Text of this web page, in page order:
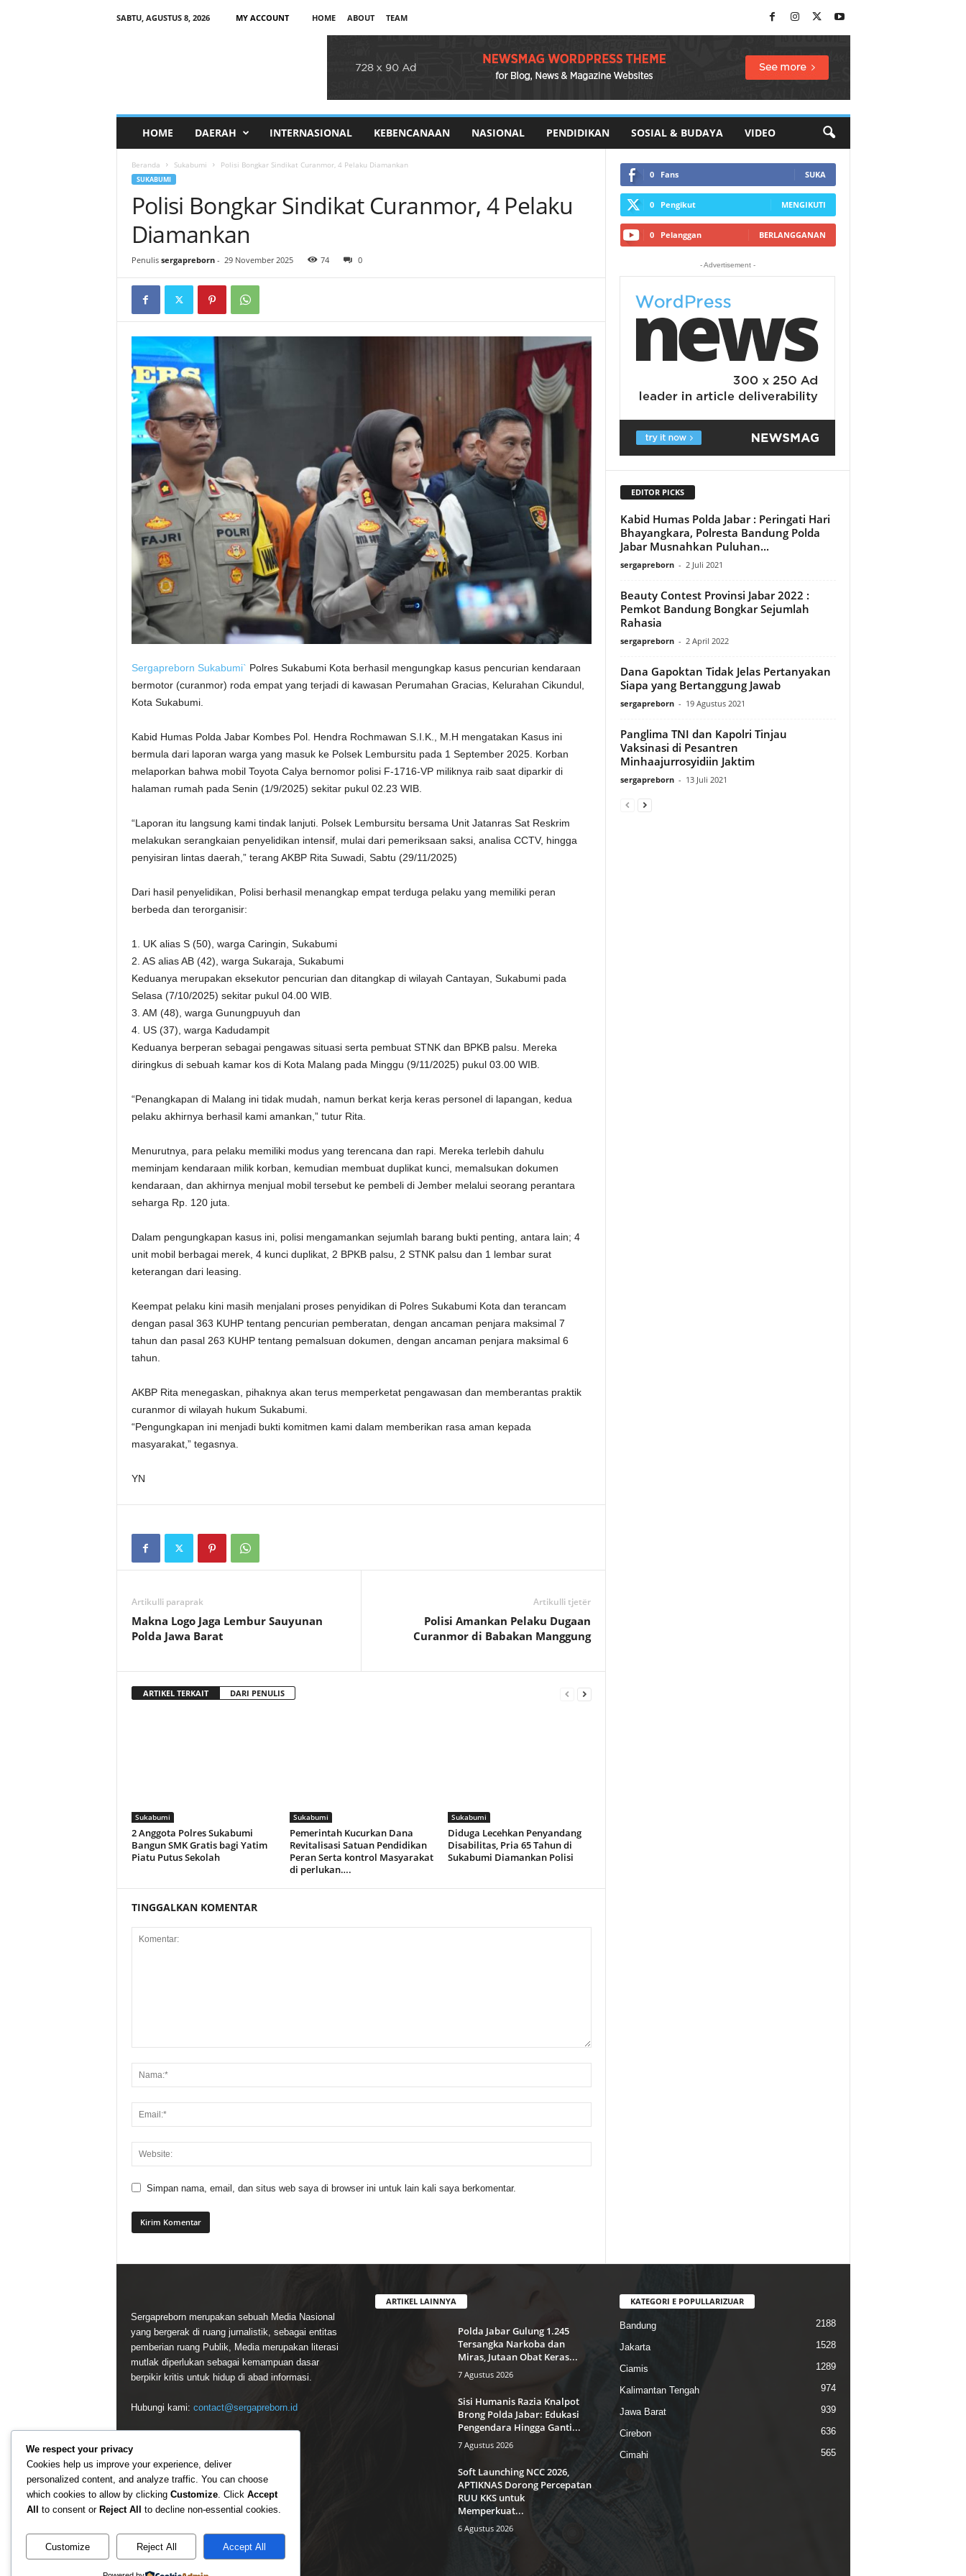
SABTU, AGUSTUS 8, 2026 MY ACCOUNT HOME ABOUT TEAM
HOME DAERAH INTERNASIONAL KEBENCANAAN NASIONAL PENDIDIKAN SOSIAL & BUDAYA VIDEO
Beranda Sukabumi Polisi Bongkar Sindikat Curanmor, 4 Pelaku Diamankan
SUKABUMI
Polisi Bongkar Sindikat Curanmor, 4 Pelaku
Diamankan
Penulis sergapreborn- 29 November 2025 74 0
Sergapreborn Sukabumi` Polres Sukabumi Kota berhasil mengungkap kasus pencurian kendaraan
bermotor (curanmor) roda empat yang terjadi di kawasan Perumahan Gracias, Kelurahan Cikundul,
Kota Sukabumi.
Kabid Humas Polda Jabar Kombes Pol. Hendra Rochmawan S.I.K., M.H mengatakan Kasus ini
bermula dari laporan warga yang masuk ke Polsek Lembursitu pada 1 September 2025. Korban
melaporkan bahwa mobil Toyota Calya bernomor polisi F-1716-VP miliknya raib saat diparkir di
halaman rumah pada Senin (1/9/2025) sekitar pukul 02.23 WIB.
“Laporan itu langsung kami tindak lanjuti. Polsek Lembursitu bersama Unit Jatanras Sat Reskrim
melakukan serangkaian penyelidikan intensif, mulai dari pemeriksaan saksi, analisa CCTV, hingga
penyisiran lintas daerah,” terang AKBP Rita Suwadi, Sabtu (29/11/2025)
Dari hasil penyelidikan, Polisi berhasil menangkap empat terduga pelaku yang memiliki peran
berbeda dan terorganisir:
1. UK alias S (50), warga Caringin, Sukabumi
2. AS alias AB (42), warga Sukaraja, Sukabumi
Keduanya merupakan eksekutor pencurian dan ditangkap di wilayah Cantayan, Sukabumi pada
Selasa (7/10/2025) sekitar pukul 04.00 WIB.
3. AM (48), warga Gunungpuyuh dan
4. US (37), warga Kadudampit
Keduanya berperan sebagai pengawas situasi serta pembuat STNK dan BPKB palsu. Mereka
diringkus di sebuah kamar kos di Kota Malang pada Minggu (9/11/2025) pukul 03.00 WIB.
“Penangkapan di Malang ini tidak mudah, namun berkat kerja keras personel di lapangan, kedua
pelaku akhirnya berhasil kami amankan,” tutur Rita.
Menurutnya, para pelaku memiliki modus yang terencana dan rapi. Mereka terlebih dahulu
meminjam kendaraan milik korban, kemudian membuat duplikat kunci, memalsukan dokumen
kendaraan, dan akhirnya menjual mobil tersebut ke pembeli di Jember melalui seorang perantara
seharga Rp. 120 juta.
Dalam pengungkapan kasus ini, polisi mengamankan sejumlah barang bukti penting, antara lain; 4
unit mobil berbagai merek, 4 kunci duplikat, 2 BPKB palsu, 2 STNK palsu dan 1 lembar surat
keterangan dari leasing.
Keempat pelaku kini masih menjalani proses penyidikan di Polres Sukabumi Kota dan terancam
dengan pasal 363 KUHP tentang pencurian pemberatan, dengan ancaman penjara maksimal 7
tahun dan pasal 263 KUHP tentang pemalsuan dokumen, dengan ancaman penjara maksimal 6
tahun.
AKBP Rita menegaskan, pihaknya akan terus memperketat pengawasan dan memberantas praktik
curanmor di wilayah hukum Sukabumi.
“Pengungkapan ini menjadi bukti komitmen kami dalam memberikan rasa aman kepada
masyarakat,” tegasnya.
YN
Artikulli paraprak
Makna Logo Jaga Lembur Sauyunan
Polda Jawa Barat
Artikulli tjetër
Polisi Amankan Pelaku Dugaan
Curanmor di Babakan Manggung
ARTIKEL TERKAIT DARI PENULIS
Sukabumi
2 Anggota Polres Sukabumi
Bangun SMK Gratis bagi Yatim
Piatu Putus Sekolah
Sukabumi
Pemerintah Kucurkan Dana
Revitalisasi Satuan Pendidikan
Peran Serta kontrol Masyarakat
di perlukan….
Sukabumi
Diduga Lecehkan Penyandang
Disabilitas, Pria 65 Tahun di
Sukabumi Diamankan Polisi
TINGGALKAN KOMENTAR
Simpan nama, email, dan situs web saya di browser ini untuk lain kali saya berkomentar.
0 Fans SUKA
0 Pengikut MENGIKUTI
0 Pelanggan BERLANGGANAN
- Advertisement -
EDITOR PICKS
Kabid Humas Polda Jabar : Peringati Hari
Bhayangkara, Polresta Bandung Polda
Jabar Musnahkan Puluhan...
sergapreborn - 2 Juli 2021
Beauty Contest Provinsi Jabar 2022 :
Pemkot Bandung Bongkar Sejumlah
Rahasia
sergapreborn - 2 April 2022
Dana Gapoktan Tidak Jelas Pertanyakan
Siapa yang Bertanggung Jawab
sergapreborn - 19 Agustus 2021
Panglima TNI dan Kapolri Tinjau
Vaksinasi di Pesantren
Minhaajurrosyidiin Jaktim
sergapreborn - 13 Juli 2021
Sergapreborn merupakan sebuah Media Nasional
yang bergerak di ruang jurnalistik, sebagai entitas
pemberian ruang Publik, Media merupakan literasi
mutlak diperlukan sebagai kemampuan dasar
berpikir kritis untuk hidup di abad informasi.
Hubungi kami: contact@sergapreborn.id
ARTIKEL LAINNYA
Polda Jabar Gulung 1.245
Tersangka Narkoba dan
Miras, Jutaan Obat Keras...
7 Agustus 2026
Sisi Humanis Razia Knalpot
Brong Polda Jabar: Edukasi
Pengendara Hingga Ganti...
7 Agustus 2026
Soft Launching NCC 2026,
APTIKNAS Dorong Percepatan
RUU KKS untuk
Memperkuat...
6 Agustus 2026
KATEGORI E POPULLARIZUAR
Bandung 2188
Jakarta 1528
Ciamis 1289
Kalimantan Tengah 974
Jawa Barat 939
Cirebon 636
Cimahi 565
We respect your privacy
Cookies help us improve your experience, deliver
personalized content, and analyze traffic. You can choose
which cookies to allow by clicking Customize. Click Accept
All
to consent or Reject All to decline non-essential cookies.
Customize Reject All Accept All